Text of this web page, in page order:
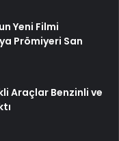
Yeni Filmi
Prömiyeri San
Araçlar Benzinli ve